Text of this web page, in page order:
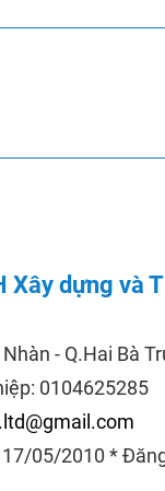
Xây dựng và
- Q.Hai Bà
0104625285
05/2010 *